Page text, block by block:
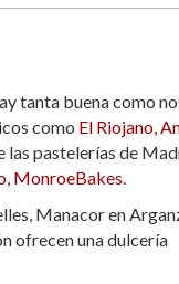
tanta buena como
como El Riojano,
las pastelerías de
, MonroeBakes.
Manacor en
ofrecen una dulcería